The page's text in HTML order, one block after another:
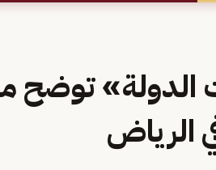
الدولة» توضح
الرياض